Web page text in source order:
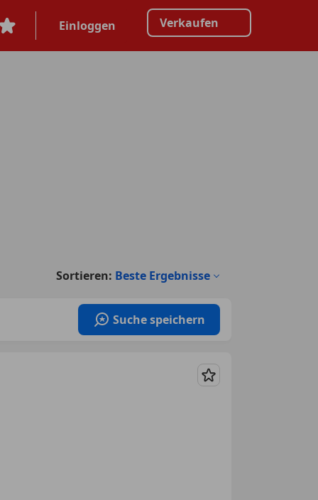
Einloggen Verkaufen
Sortieren: Beste Ergebnisse
Suche speichern
Merken